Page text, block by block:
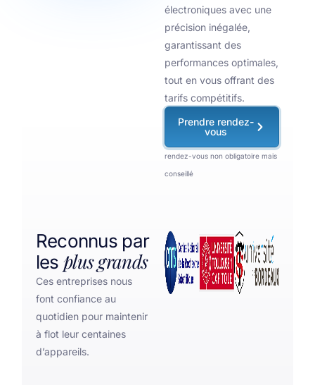
électroniques avec une
précision inégalée,
garantissant des
performances optimales,
tout en vous offrant des
tarifs compétitifs.
Prendre rendez-
vous
rendez-vous non obligatoire mais
conseillé
Reconnus par
les plus grands
Ces entreprises nous
font confiance au
quotidien pour maintenir
à flot leur centaines
d’appareils.